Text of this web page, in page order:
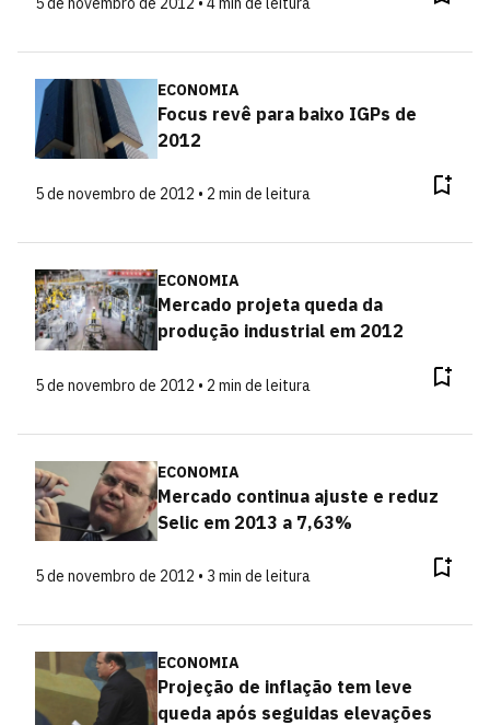
ECONOMIA
Focus revê para baixo IGPs de
2012
5 de novembro de 2012 • 2 min de leitura
ECONOMIA
Mercado projeta queda da
produção industrial em 2012
5 de novembro de 2012 • 2 min de leitura
ECONOMIA
Mercado continua ajuste e reduz
Selic em 2013 a 7,63%
5 de novembro de 2012 • 3 min de leitura
ECONOMIA
Projeção de inflação tem leve
queda após seguidas elevações